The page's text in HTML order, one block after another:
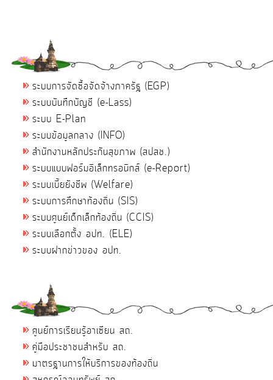
ระบบการจัดซื้อจัดจ้างภาครัฐ (EGP)
ระบบบันทึกบัญชี (e-Lass)
ระบบ E-Plan
ระบบข้อมูลกลาง (INFO)
สำนักงานหลักประกันสุขภาพ (สปสช.)
ระบบแบบฟอร์มอิเล็กทรอนิกส์ (e-Report)
ระบบเบี้ยยังชีพ (Welfare)
ระบบการศึกษาท้องถิ่น (SIS)
ระบบศูนย์เด็กเล็กท้องถิ่น (CCIS)
ระบบเลือกตั้ง อปท. (ELE)
ระบบฝากข่าวของ อปท.
ศูนย์การเรียนรู้อาเซียน สถ.
คู่มือประชาชนสำหรับ สถ.
มาตรฐานการให้บริการของท้องถิ่น